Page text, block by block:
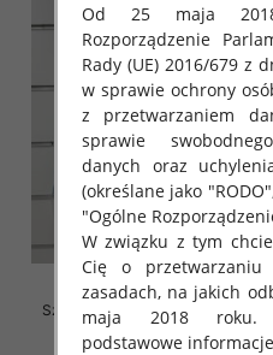
Szorty damskie jeansy Roz XS-
XL, 1 Kolor Paczka 10 szt
Od 25 maja
Rozporządzenie
Rady (UE) 2016/679 z
w sprawie ochrony
z przetwarzaniem
sprawie
danych oraz
(określane jako
"Ogólne
W związku z tym
Cię o
zasadach, na jakich
maja 2018 roku.
podstawowe